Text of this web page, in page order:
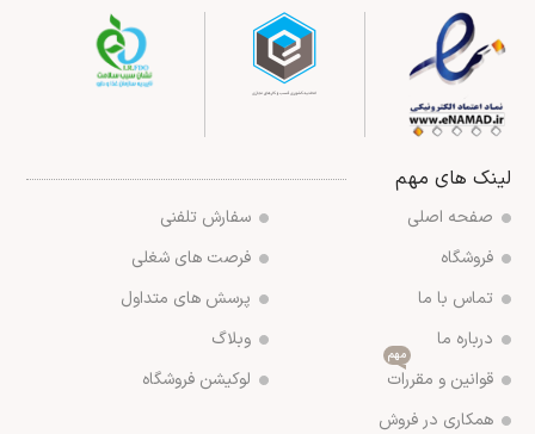
لینک های مهم
صفحه اصلی
فروشگاه
تماس با ما
درباره ما
قوانین و مقررات
مهم
همکاری در فروش
سفارش تلفنی
فرصت های شغلی
پرسش های متداول
وبلاگ
لوکیشن فروشگاه